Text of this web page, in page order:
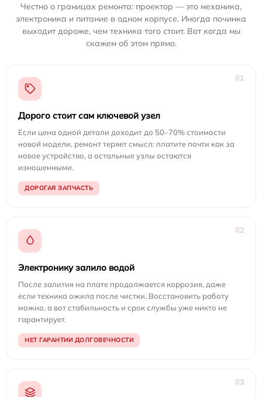
Честно о границах ремонта: проектор — это механика,
электроника и питание в одном корпусе. Иногда починка
выходит дороже, чем техника того стоит. Вот когда мы
скажем об этом прямо.
01
Дорого стоит сам ключевой узел
Если цена одной детали доходит до 50–70% стоимости
новой модели, ремонт теряет смысл: платите почти как за
новое устройство, а остальные узлы остаются
изношенными.
ДОРОГАЯ ЗАПЧАСТЬ
02
Электронику залило водой
После залития на плате продолжается коррозия, даже
если техника ожила после чистки. Восстановить работу
можно, а вот стабильность и срок службы уже никто не
гарантирует.
НЕТ ГАРАНТИИ ДОЛГОВЕЧНОСТИ
03